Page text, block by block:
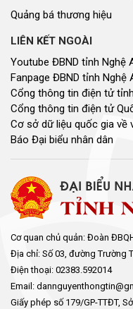
Quảng bá thương hiệu
LIÊN KẾT NGOÀI
Youtube ĐBND tỉnh Nghệ
Fanpage ĐBND tỉnh Nghệ
Cổng thông tin điện tử
Cổng thông tin điện tử
Cơ sở dữ liệu quốc gia về
Báo Đại biểu nhân dân
Cơ quan chủ quản: Đoàn
Địa chỉ: Số 03, đường Trường
Điện thoại: 02383.592014
Email:
Giấy phép số 179/GP-TTĐT,